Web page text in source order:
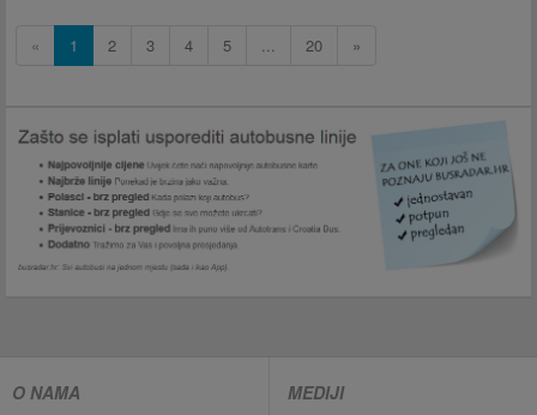
« 1 2 3 4 5 ... 20 »
O NAMA MEDIJI